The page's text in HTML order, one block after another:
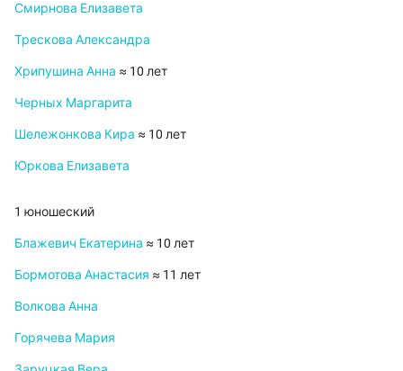
Смирнова Елизавета
Трескова Александра
Хрипушина Анна ≈ 10 лет
Черных Маргарита
Шележонкова Кира ≈ 10 лет
Юркова Елизавета
1 юношеский
Блажевич Екатерина ≈ 10 лет
Бормотова Анастасия ≈ 11 лет
Волкова Анна
Горячева Мария